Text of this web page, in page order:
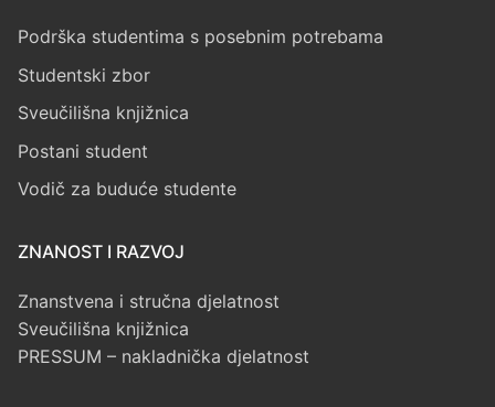
Podrška studentima s posebnim potrebama
Studentski zbor
Sveučilišna knjižnica
Postani student
Vodič za buduće studente
ZNANOST I RAZVOJ
Znanstvena i stručna djelatnost
Sveučilišna knjižnica
PRESSUM – nakladnička djelatnost